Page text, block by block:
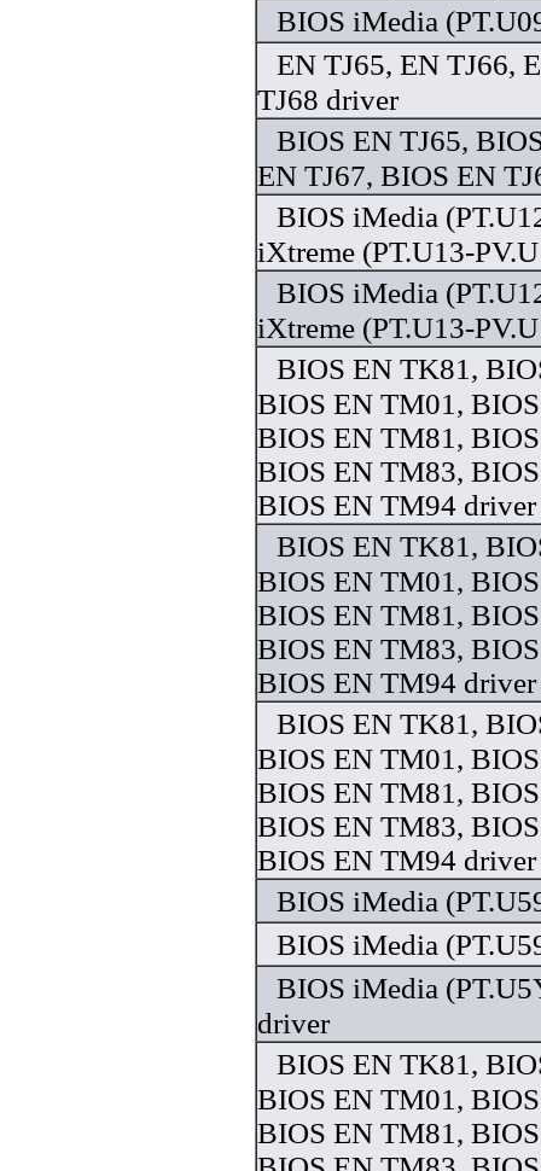
BIOS iMedia
EN TJ65, EN TJ66,
TJ68 driver
BIOS EN TJ65,
EN TJ67, BIOS EN
BIOS iMedia
iXtreme (PT.U13-
BIOS iMedia
iXtreme (PT.U13-
BIOS EN TK81,
BIOS EN TM01,
BIOS EN TM81,
BIOS EN TM83,
BIOS EN TM94 driver
BIOS EN TK81,
BIOS EN TM01,
BIOS EN TM81,
BIOS EN TM83,
BIOS EN TM94 driver
BIOS EN TK81,
BIOS EN TM01,
BIOS EN TM81,
BIOS EN TM83,
BIOS EN TM94 driver
BIOS iMedia
BIOS iMedia
BIOS iMedia
driver
BIOS EN TK81,
BIOS EN TM01,
BIOS EN TM81,